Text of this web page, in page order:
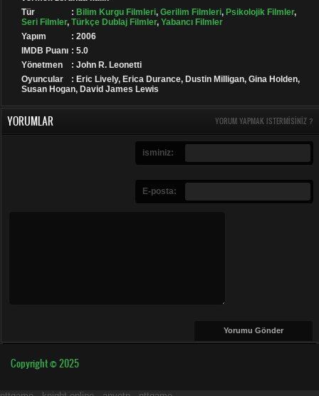
Tür
: Bilim Kurgu Filmleri, Gerilim Filmleri, Psikolojik Filmler,
Seri Filmler, Türkçe Dublaj Filmler, Yabancı Filmler
Yapım
: 2006
IMDB Puanı : 5.0
Yönetmen
: John R. Leonetti
Oyuncular
: Eric Lively, Erica Durance, Dustin Milligan, Gina Holden,
Susan Hogan, David James Lewis
YORUMLAR YORUM YAPMAK ISTERMISINIZ ?
isminiz:
E-posta:
Copyright © 2025